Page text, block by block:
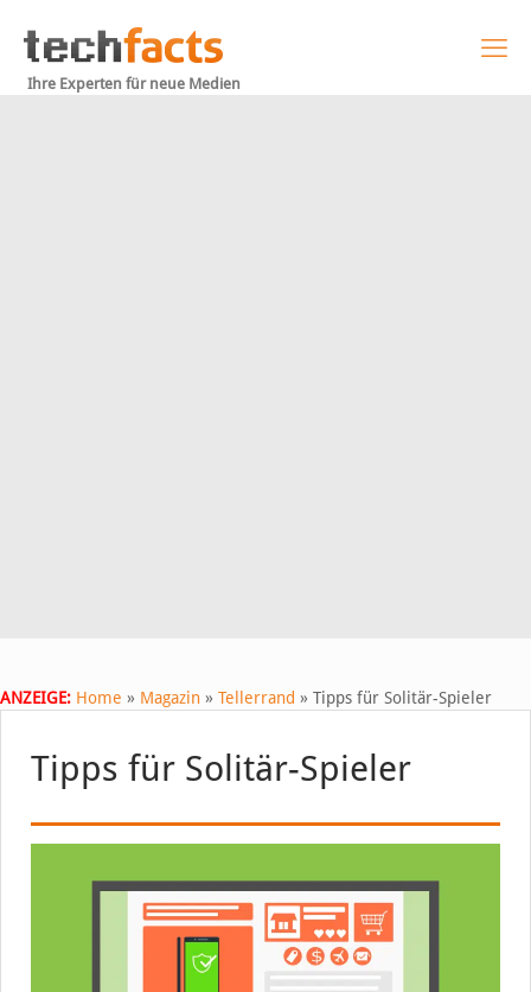
Ihre Experten für neue Medien
ANZEIGE: Home » Magazin » Tellerrand » Tipps für Solitär-Spieler
Tipps für Solitär-Spieler